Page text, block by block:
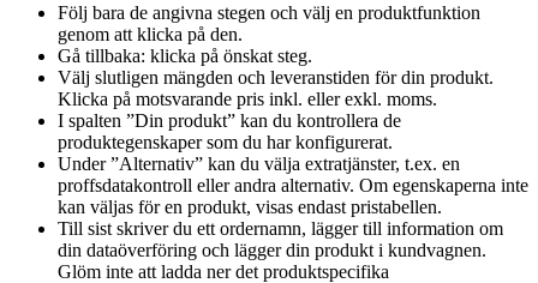
Följ bara de angivna stegen och välj en produktfunktion
genom att klicka på den.
Gå tillbaka: klicka på önskat steg.
Välj slutligen mängden och leveranstiden för din produkt.
Klicka på motsvarande pris inkl. eller exkl. moms.
I spalten ”Din produkt” kan du kontrollera de
produktegenskaper som du har konfigurerat.
Under ”Alternativ” kan du välja extratjänster, t.ex. en
proffsdatakontroll eller andra alternativ. Om egenskaperna inte
kan väljas för en produkt, visas endast pristabellen.
Till sist skriver du ett ordernamn, lägger till information om
din dataöverföring och lägger din produkt i kundvagnen.
Glöm inte att ladda ner det produktspecifika